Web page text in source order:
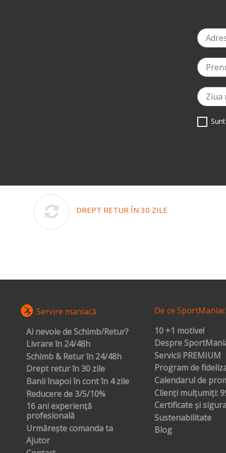
DREPT RETUR ÎN 30 ZILE
Servire maniacă
Ai nevoie de Schimb/Retur?
Livrare în 24/48h
Schimb & Retur în 24/48h
Drept retur în 30 zile
Banii înapoi în cont în 4 zile
Reducere de 3/5/10%
16 ani experiență
profesională
Urmărește comanda ta
Ajutor
De ce
10 +1 motive!
Despre
Servicii PREMIUM
Program de
Calendarul de
Clienți mulțumiți:
Certificate și
Sustenabilitate
Blog